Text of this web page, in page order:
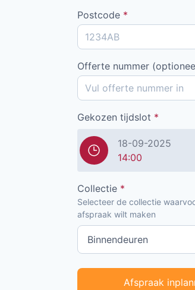
Postcode *
Offerte nummer
Gekozen tijdslot *
18-09-2025
14:00
Collectie *
Selecteer de collectie
afspraak wilt maken
Afspraak